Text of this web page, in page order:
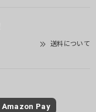
送料について
Amazon Pay